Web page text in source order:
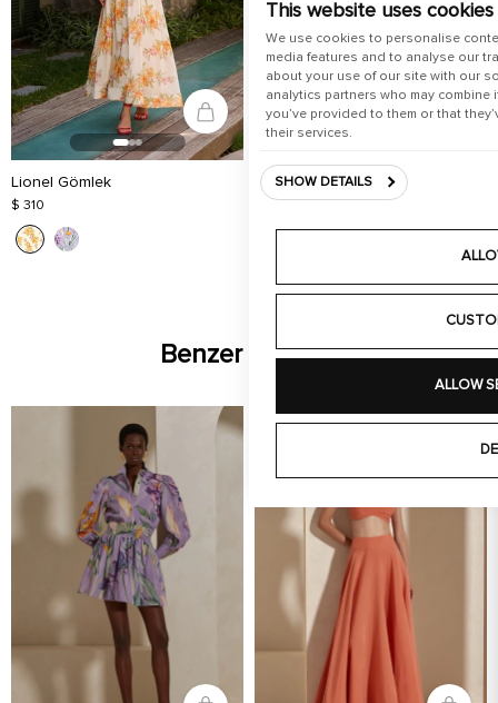
This website uses cookies
We use cookies to personalise
media features and to analyse our
about your use of our site with our
analytics partners who may
you’ve provided to them or that
their services.
SHOW DETAILS
ALLOW
Lionel Gömlek
$ 310
Benzer Ürünler